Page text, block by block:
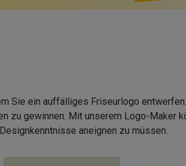
Sie ein auffälliges Friseurlogo
zu gewinnen. Mit unserem Logo-Maker
aneignen zu müssen.